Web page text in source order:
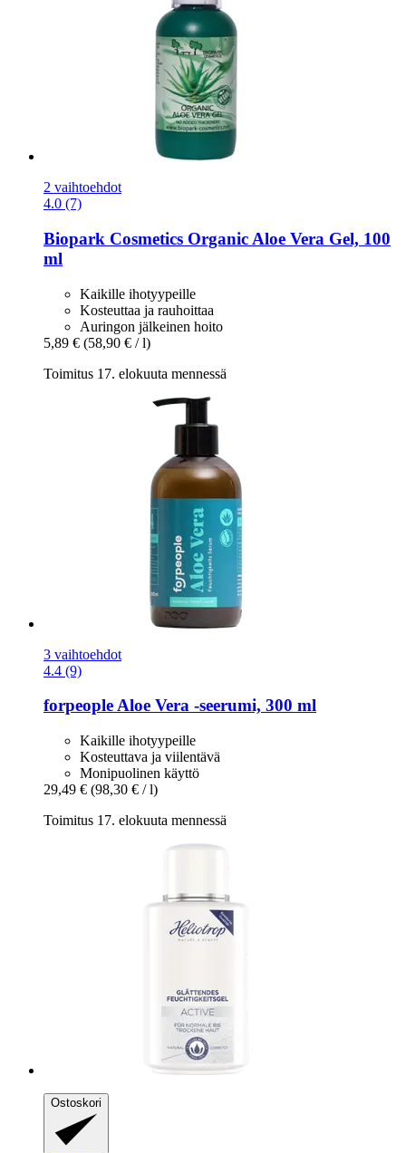
2 vaihtoehdot
4.0 (7)
Biopark Cosmetics Organic Aloe Vera Gel, 100
ml
Kaikille ihotyypeille
Kosteuttaa ja rauhoittaa
Auringon jälkeinen hoito
5,89 € (58,90 € / l)
Toimitus 17. elokuuta mennessä
3 vaihtoehdot
4.4 (9)
forpeopleAloe Vera -​seerumi, 300 ml
Kaikille ihotyypeille
Kosteuttava ja viilentävä
Monipuolinen käyttö
29,49 € (98,30 € / l)
Toimitus 17. elokuuta mennessä
Ostoskori